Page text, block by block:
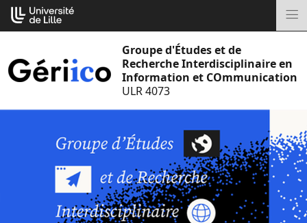
Aller
au
Groupe d'Études et de
Recherche Interdisciplinaire en
Information et COmmunication
ULR 4073
Cookies management panel